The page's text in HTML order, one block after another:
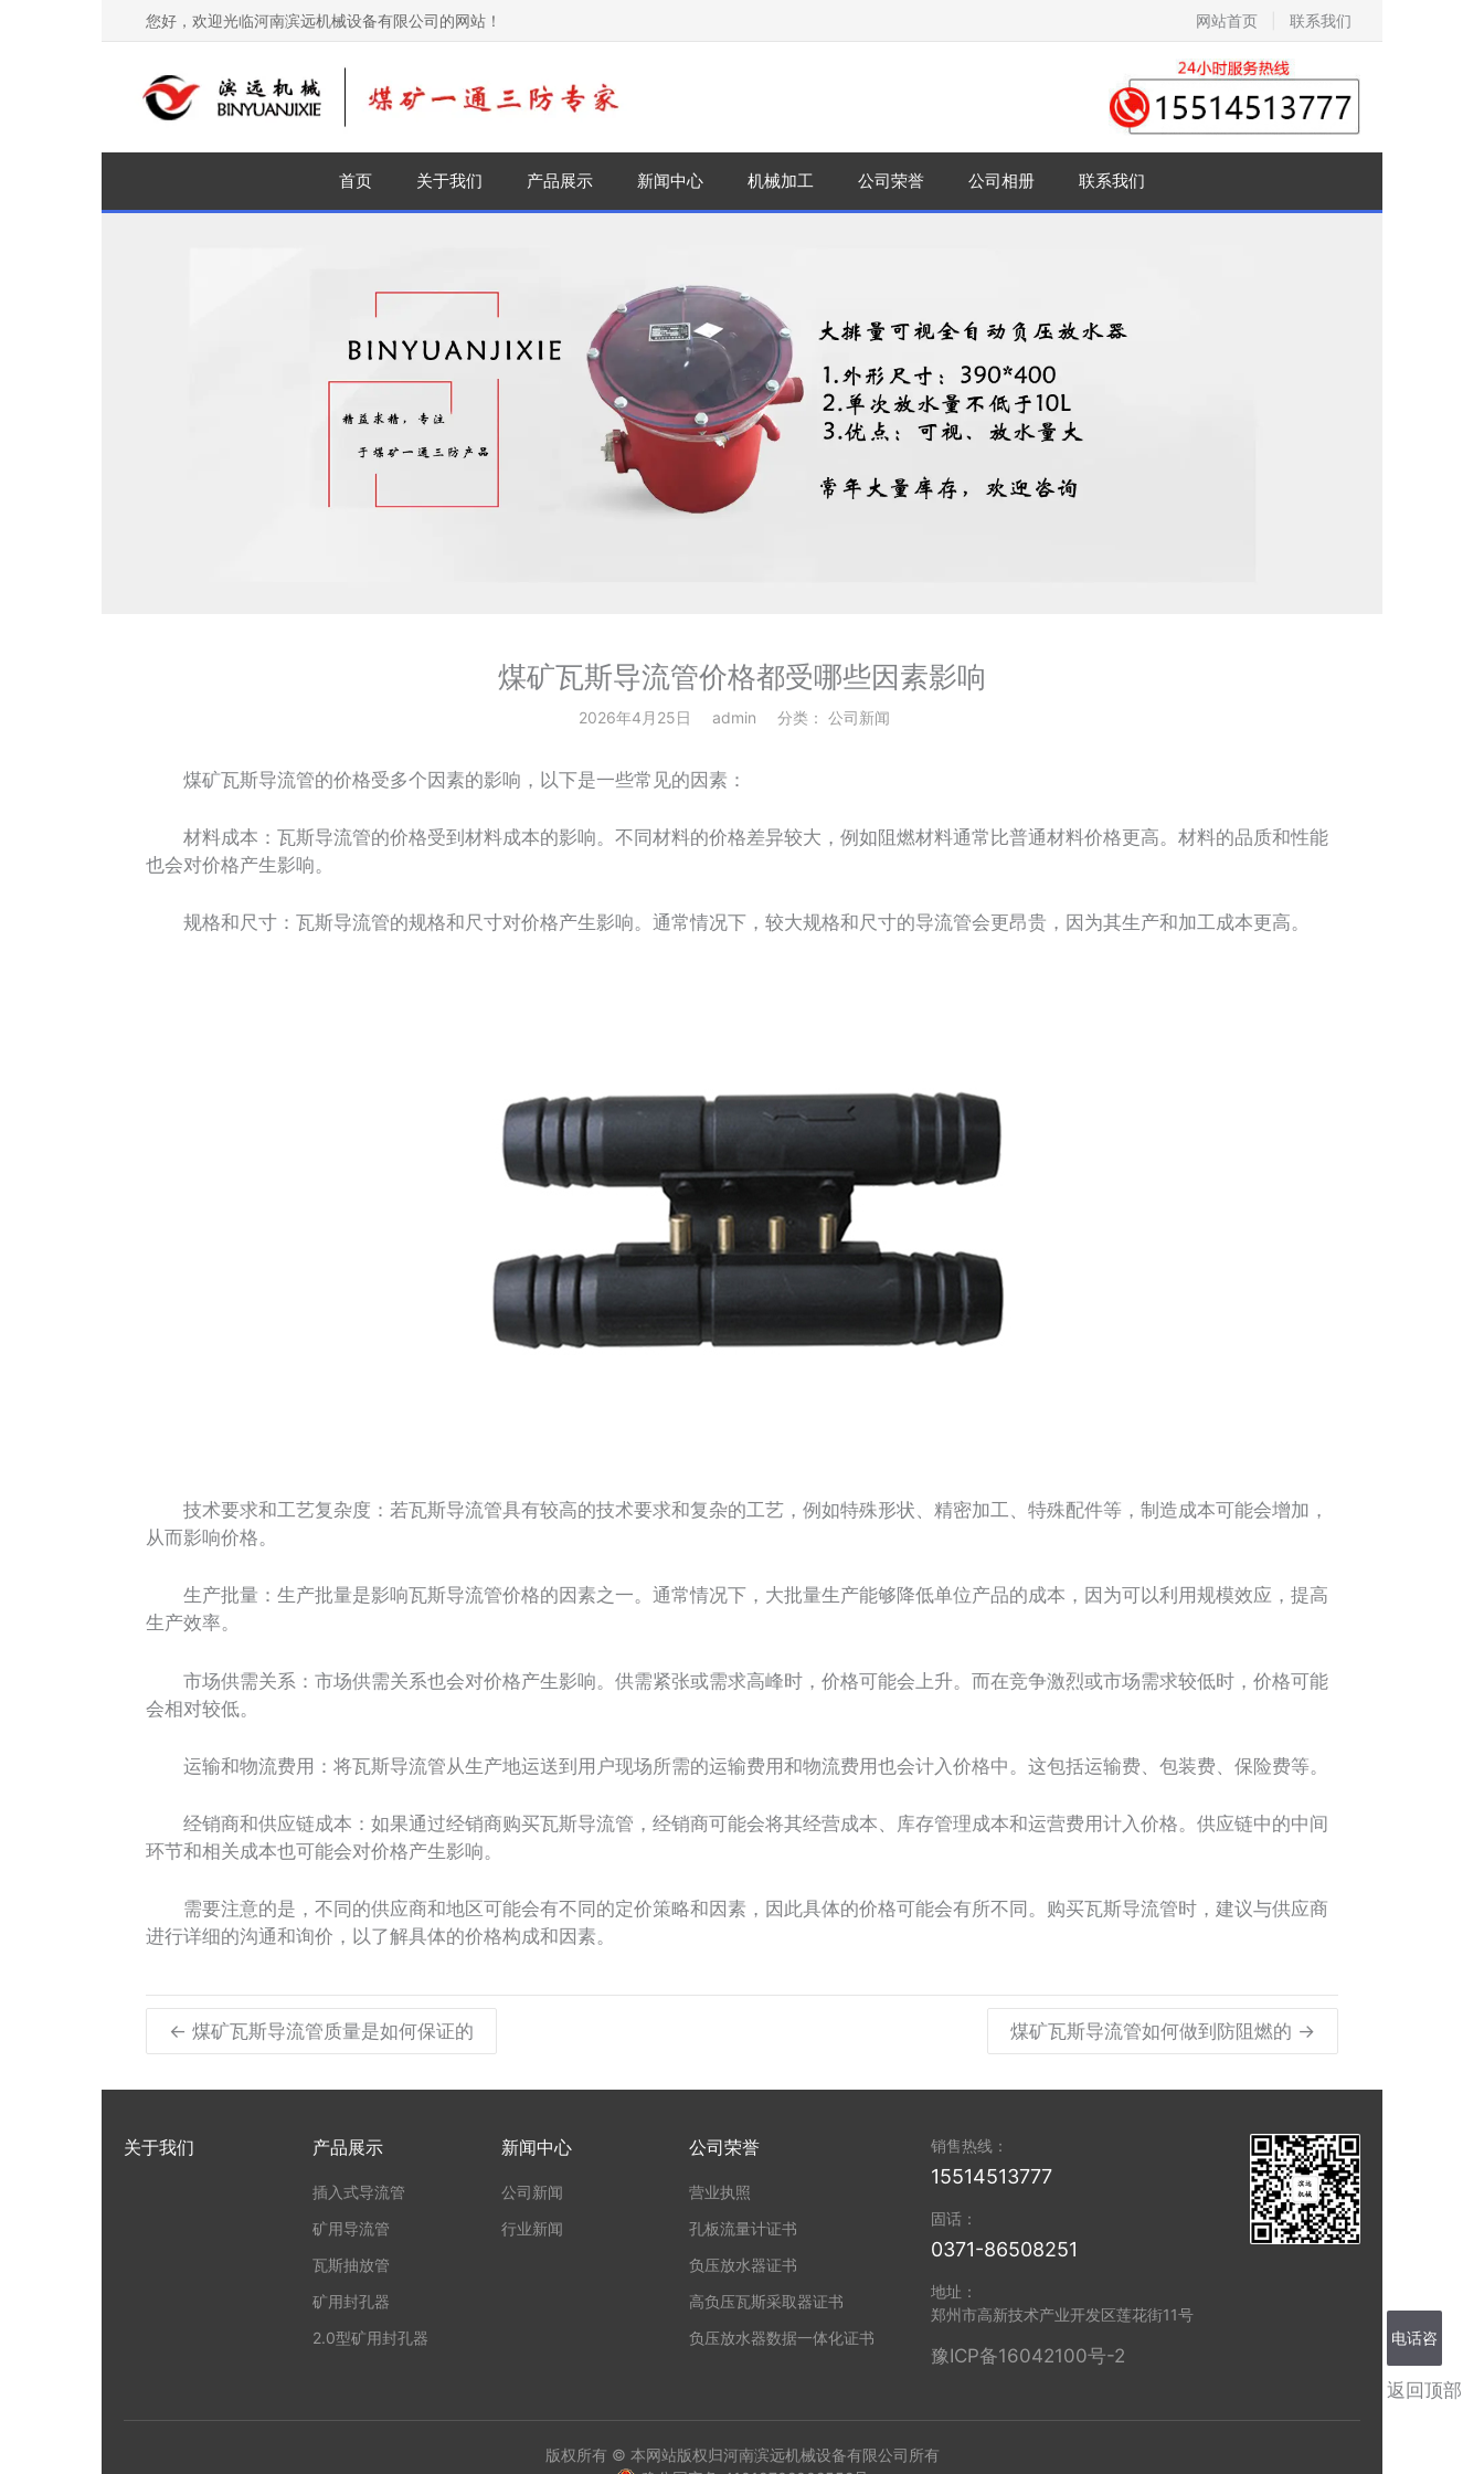
您好，欢迎光临河南滨远机械设备有限公司的网站！ 网站首页 联系我们
首页 关于我们 产品展示 新闻中心 机械加工 公司荣誉 公司相册 联系我们
煤矿瓦斯导流管价格都受哪些因素影响
2026年4月25日 admin 分类： 公司新闻
煤矿瓦斯导流管的价格受多个因素的影响，以下是一些常见的因素：
材料成本：瓦斯导流管的价格受到材料成本的影响。不同材料的价格差异较大，例如阻燃材料通常比普通材料价格更高。材料的品质和性能
也会对价格产生影响。
规格和尺寸：瓦斯导流管的规格和尺寸对价格产生影响。通常情况下，较大规格和尺寸的导流管会更昂贵，因为其生产和加工成本更高。
技术要求和工艺复杂度：若瓦斯导流管具有较高的技术要求和复杂的工艺，例如特殊形状、精密加工、特殊配件等，制造成本可能会增加，
从而影响价格。
生产批量：生产批量是影响瓦斯导流管价格的因素之一。通常情况下，大批量生产能够降低单位产品的成本，因为可以利用规模效应，提高
生产效率。
市场供需关系：市场供需关系也会对价格产生影响。供需紧张或需求高峰时，价格可能会上升。而在竞争激烈或市场需求较低时，价格可能
会相对较低。
运输和物流费用：将瓦斯导流管从生产地运送到用户现场所需的运输费用和物流费用也会计入价格中。这包括运输费、包装费、保险费等。
经销商和供应链成本：如果通过经销商购买瓦斯导流管，经销商可能会将其经营成本、库存管理成本和运营费用计入价格。供应链中的中间
环节和相关成本也可能会对价格产生影响。
需要注意的是，不同的供应商和地区可能会有不同的定价策略和因素，因此具体的价格可能会有所不同。购买瓦斯导流管时，建议与供应商
进行详细的沟通和询价，以了解具体的价格构成和因素。
← 煤矿瓦斯导流管质量是如何保证的 煤矿瓦斯导流管如何做到防阻燃的 →
关于我们 产品展示
插入式导流管
矿用导流管
瓦斯抽放管
矿用封孔器
2.0型矿用封孔器
新闻中心
公司新闻
行业新闻
公司荣誉
营业执照
孔板流量计证书
负压放水器证书
高负压瓦斯采取器证书
负压放水器数据一体化证书
销售热线：
15514513777
固话：
0371-86508251
地址：
郑州市高新技术产业开发区莲花街11号
豫ICP备16042100号-2
版权所有 © 本网站版权归河南滨远机械设备有限公司所有
电话咨
询
返回顶部